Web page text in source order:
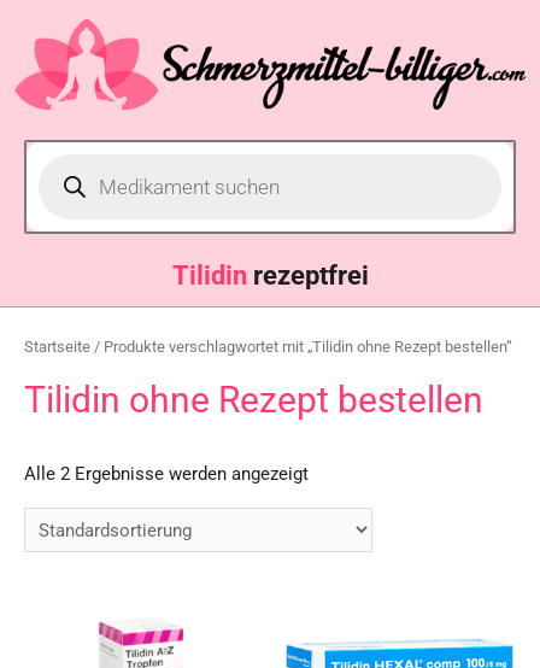
Tilidin rezeptfrei
Startseite / Produkte verschlagwortet mit „Tilidin ohne Rezept bestellen“
Tilidin ohne Rezept bestellen
Alle 2 Ergebnisse werden angezeigt